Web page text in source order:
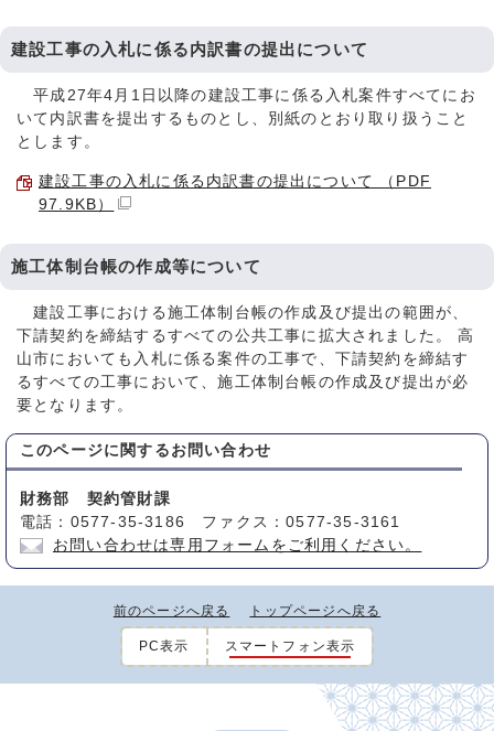
建設工事の入札に係る内訳書の提出について
平成27年4月1日以降の建設工事に係る入札案件すべてにお
いて内訳書を提出するものとし、別紙のとおり取り扱うこと
とします。
建設工事の入札に係る内訳書の提出について （PDF
97.9KB）
施工体制台帳の作成等について
建設工事における施工体制台帳の作成及び提出の範囲が、
下請契約を締結するすべての公共工事に拡大されました。 高
山市においても入札に係る案件の工事で、下請契約を締結す
るすべての工事において、施工体制台帳の作成及び提出が必
要となります。
このページに関する お問い合わせ
財務部 契約管財課
電話：0577-35-3186 ファクス：0577-35-3161
お問い合わせは専用フォームをご利用ください。
前のページへ戻る トップページへ戻る
PC表示 スマートフォン表示